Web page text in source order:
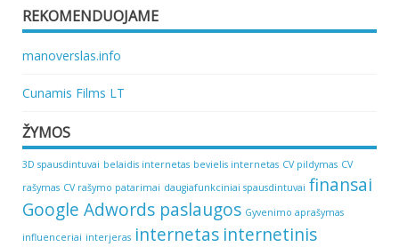
REKOMENDUOJAME
manoverslas.info
Cunamis Films LT
ŽYMOS
3D spausdintuvai belaidis internetas bevielis internetas CV pildymas CV
rašymas CV rašymo patarimai daugiafunkciniai spausdintuvai finansai
Google Adwords paslaugos Gyvenimo aprašymas
influenceriai interjeras internetas internetinis